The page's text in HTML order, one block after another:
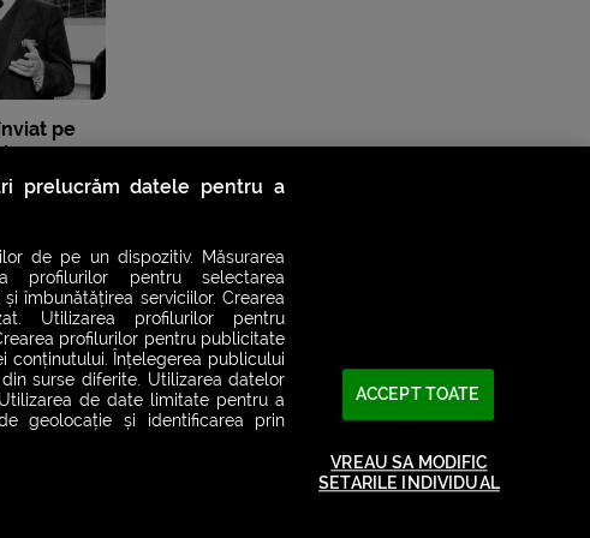
pe
prelucrăm datele pentru a
de pe un dispozitiv. Măsurarea
profilurilor pentru selectarea
îmbunătățirea serviciilor. Crearea
Utilizarea profilurilor pentru
profilurilor pentru publicitate
conținutului. Înțelegerea publicului
surse diferite. Utilizarea datelor
de date limitate pentru a
geolocație și identificarea prin
ACCEPT TOATE
VREAU SA MODIFIC
SETARILE INDIVIDUAL